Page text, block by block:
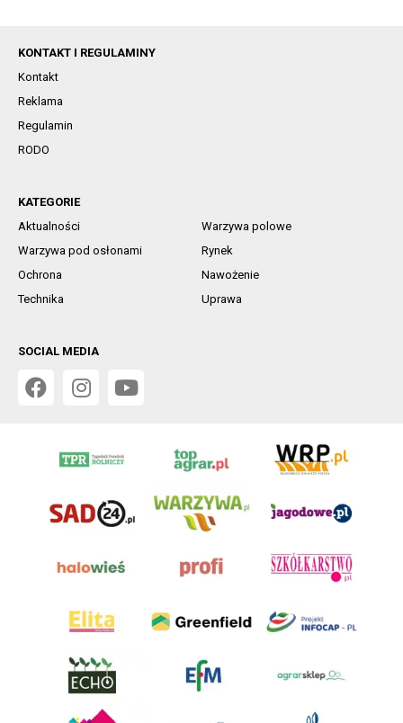
KONTAKT I REGULAMINY
Kontakt
Reklama
Regulamin
RODO
KATEGORIE
Aktualności
Warzywa polowe
Warzywa pod osłonami
Rynek
Ochrona
Nawożenie
Technika
Uprawa
SOCIAL MEDIA